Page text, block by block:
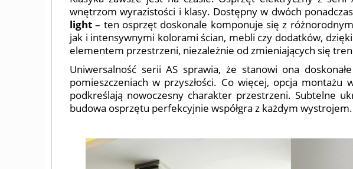
wnętrzom wyrazistości i klasy. Dostępny w dwóch
light– ten osprzęt doskonale komponuje się z
jak i intensywnymi kolorami ścian, mebli czy dodatków,
elementem przestrzeni, niezależnie od zmieniających się
Uniwersalność serii AS sprawia, że stanowi ona
pomieszczeniach w przyszłości. Co więcej, opcja
podkreślają nowoczesny charakter przestrzeni. Subtelne
budowa osprzętu perfekcyjnie współgra z każdym wystrojem.